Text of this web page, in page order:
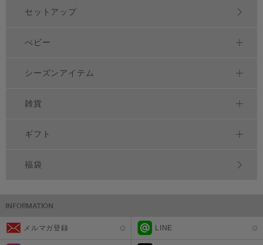
セットアップ
べビー
シーズンアイテム
雑貨
ギフト
福袋
メルマガ登録 LINE